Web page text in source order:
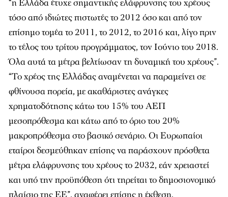
“η Ελλάδα έτυχε σημαντικής ελάφρυνσης του χρέους
τόσο από ιδιώτες πιστωτές το 2012 όσο και από τον
επίσημο τομέα το 2011, το 2012, το 2016 και, λίγο πριν
το τέλος του τρίτου προγράμματος, τον Ιούνιο του 2018.
Όλα αυτά τα μέτρα βελτίωσαν τη δυναμική του χρέους”.
“Το χρέος της Ελλάδας αναμένεται να παραμείνει σε
φθίνουσα πορεία, με ακαθάριστες ανάγκες
χρηματοδότησης κάτω του 15% του ΑΕΠ
μεσοπρόθεσμα και κάτω από το όριο του 20%
μακροπρόθεσμα στο βασικό σενάριο. Οι Ευρωπαίοι
εταίροι δεσμεύθηκαν επίσης να παράσχουν πρόσθετα
μέτρα ελάφρυνσης του χρέους το 2032, εάν χρειαστεί
και υπό την προϋπόθεση ότι τηρείται το δημοσιονομικό